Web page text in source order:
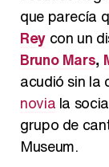
que parecía
Reycon un
Bruno Mars,
acudió sin la
novia la
grupo de
Museum.